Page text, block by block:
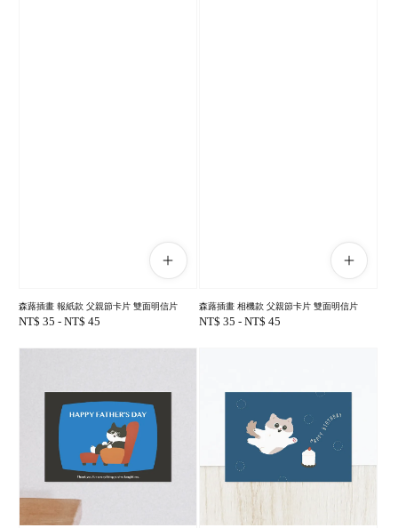
森蕗插畫 報紙款 父親節卡片 雙面明信片
Regular
NT$ 35 - NT$ 45
森蕗插畫 相機款 父親節卡片 雙面明信片
Regular
NT$ 35 - NT$ 45